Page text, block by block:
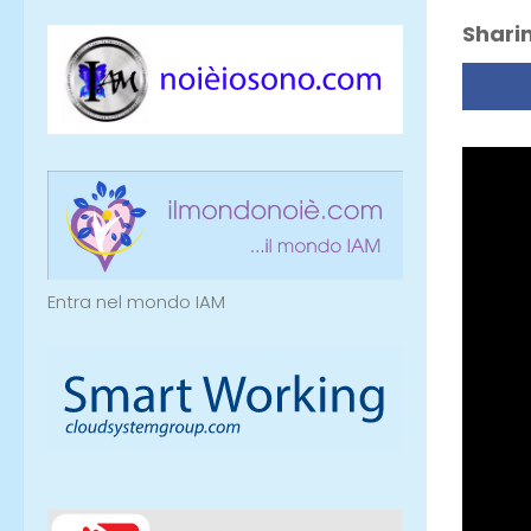
Entra nel mondo IAM